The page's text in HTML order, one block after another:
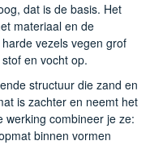
dat is de basis. Het
materiaal en de
vezels vegen grof
en vocht op.
structuur die zand en
is zachter en neemt het
werking combineer je ze:
binnen vormen